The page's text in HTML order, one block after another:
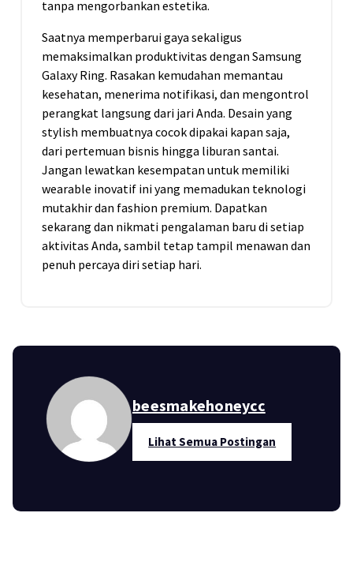
tanpa mengorbankan estetika.
Saatnya memperbarui gaya sekaligus
memaksimalkan produktivitas dengan Samsung
Galaxy Ring. Rasakan kemudahan memantau
kesehatan, menerima notifikasi, dan mengontrol
perangkat langsung dari jari Anda. Desain yang
stylish membuatnya cocok dipakai kapan saja,
dari pertemuan bisnis hingga liburan santai.
Jangan lewatkan kesempatan untuk memiliki
wearable inovatif ini yang memadukan teknologi
mutakhir dan fashion premium. Dapatkan
sekarang dan nikmati pengalaman baru di setiap
aktivitas Anda, sambil tetap tampil menawan dan
penuh percaya diri setiap hari.
beesmakehoneycc
Lihat Semua Postingan